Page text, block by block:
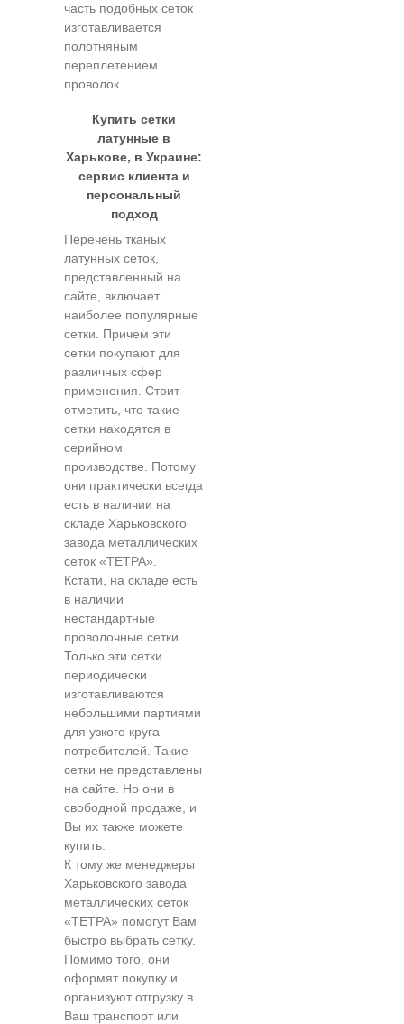
часть подобных сеток
изготавливается
полотняным
переплетением
проволок.
Купить сетки
латунные в
Харькове, в Украине:
сервис клиента и
персональный
подход
Перечень тканых
латунных сеток,
представленный на
сайте, включает
наиболее популярные
сетки. Причем эти
сетки покупают для
различных сфер
применения. Стоит
отметить, что такие
сетки находятся в
серийном
производстве. Потому
они практически всегда
есть в наличии на
складе Харьковского
завода металлических
сеток «ТЕТРА».
Кстати, на складе есть
в наличии
нестандартные
проволочные сетки.
Только эти сетки
периодически
изготавливаются
небольшими партиями
для узкого круга
потребителей. Такие
сетки не представлены
на сайте. Но они в
свободной продаже, и
Вы их также можете
купить.
К тому же менеджеры
Харьковского завода
металлических сеток
«ТЕТРА» помогут Вам
быстро выбрать сетку.
Помимо того, они
оформят покупку и
организуют отгрузку в
Ваш транспорт или